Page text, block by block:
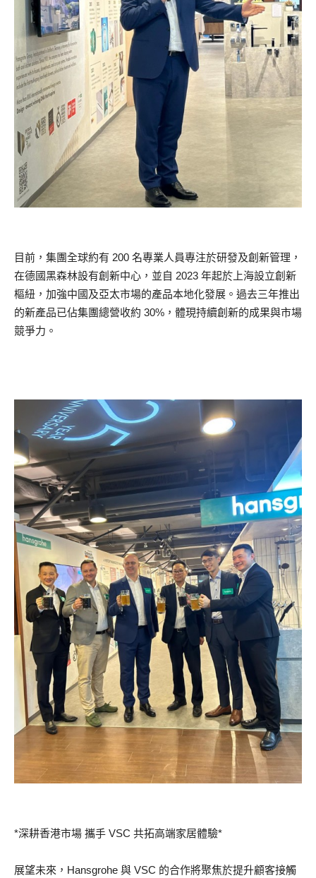
目前，集團全球約有 200 名專業人員專注於研發及創新管理，
在德國黑森林設有創新中心，並自 2023 年起於上海設立創新
樞紐，加強中國及亞太市場的產品本地化發展。過去三年推出
的新產品已佔集團總營收約 30%，體現持續創新的成果與市場
競爭力。
*深耕香港市場 攜手 VSC 共拓高端家居體驗*
展望未來，Hansgrohe 與 VSC 的合作將聚焦於提升顧客接觸